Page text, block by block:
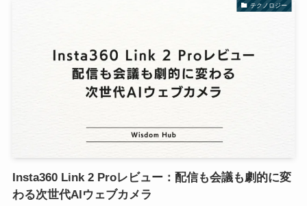
テクノロジー
Insta360 Link 2 Proレビュー：配信も会議も劇的に変
わる次世代AIウェブカメラ